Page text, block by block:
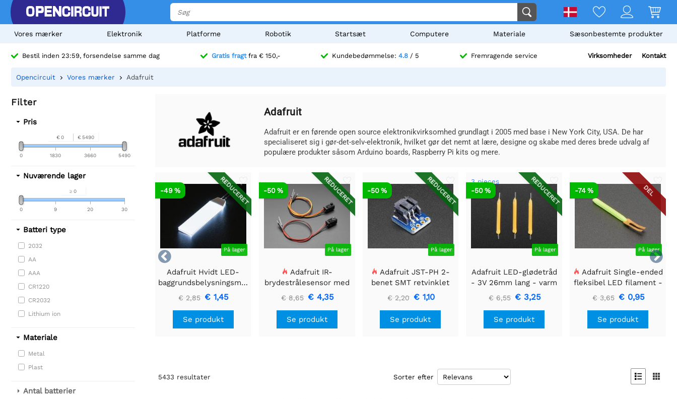
Vores mærker Elektronik Platforme Robotik Startsæt Computere Materiale Sæsonbestemte produkter
Bestil inden 23:59, forsendelse samme dag Gratis fragtfra € 150,- Kundebedømmelse: 4.8 / 5 Fremragende service Virksomheder Kontakt
Opencircuit Vores mærker Adafruit
Filter
Pris
€ 0 € 5490
0 5490
1830 3660
Nuværende lager
≥ 0
0 30
9 20
Batteri type
2032
AA
AAA
CR1220
CR2032
Lithium ion
Materiale
Metal
Plast
Antal batterier
Adafruit
Adafruit er en førende open source elektronikvirksomhed grundlagt i 2005 med base i New York City, USA. De har
specialiseret sig i gør-det-selv-elektronik, hvilket gør det nemt at lære, designe og skabe med deres brede udvalg af
populære produkter såsom Arduino boards, Raspberry Pi kits og mere.


REDUCERET
På lager
-49 %
Adafruit Hvidt LED-
baggrundsbelysningsmodul
- Lille 12mm x 40mm
€ 2,85 € 1,45
Se produkt
REDUCERET
På lager
-50 %
Adafruit IR-
brydestrålesensor med
premium ledningsstuds
- 5 mm LED'er
€ 8,65 € 4,35
Se produkt
REDUCERET
På lager
-50 %
Adafruit JST-PH 2-
benet SMT retvinklet
breakout board
€ 2,20 € 1,10
Se produkt
REDUCERET
3 pieces
På lager
-50 %
Adafruit LED-glødetråd
- 3V 26mm lang - varm
hvid 3-pak
€ 6,55 € 3,25
Se produkt
DEL
På lager
-74 %
Adafruit Single-ended
fleksibel LED filament -
3V 25 mm lang - Grøn
€ 3,65 € 0,95
Se produkt
5433 resultater Sorter efter  